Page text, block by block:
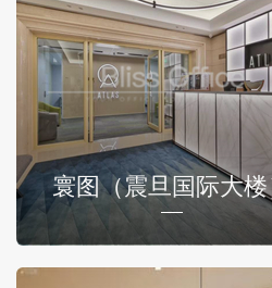
寰图（震旦国际大楼